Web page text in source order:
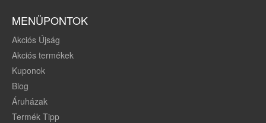
MENÜPONTOK
Akciós Újság
Akciós termékek
Kuponok
Blog
Áruházak
Termék Tipp